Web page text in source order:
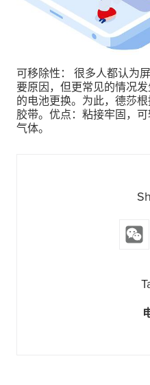
可移除性： 很多人都认为
要原因，但更常见的情况
的电池更换。为此，德莎
胶带。优点：粘接牢固，
气体。